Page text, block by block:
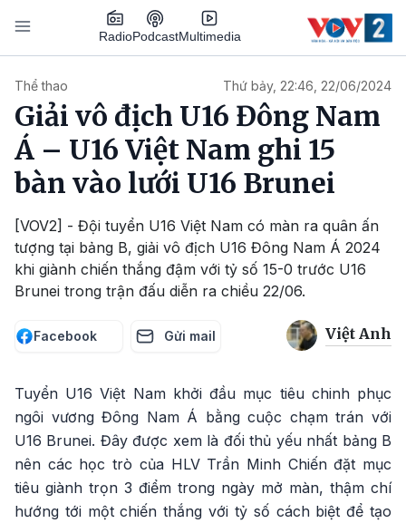
Nhảy đến nội dung
RadioPodcastMultimedia
Thể thao Thứ bảy, 22:46, 22/06/2024
Giải vô địch U16 Đông Nam
Á – U16 Việt Nam ghi 15
bàn vào lưới U16 Brunei
[VOV2] - Đội tuyển U16 Việt Nam có màn ra quân ấn
tượng tại bảng B, giải vô địch U16 Đông Nam Á 2024
khi giành chiến thắng đậm với tỷ số 15-0 trước U16
Brunei trong trận đấu diễn ra chiều 22/06.
Facebook Gửi mail Việt Anh
Tuyển U16 Việt Nam khởi đầu mục tiêu chinh phục
ngôi vương Đông Nam Á bằng cuộc chạm trán với
U16 Brunei. Đây được xem là đối thủ yếu nhất bảng B
nên các học trò của HLV Trần Minh Chiến đặt mục
tiêu giành trọn 3 điểm trong ngày mở màn, thậm chí
hướng tới một chiến thắng với tỷ số cách biệt để tạo